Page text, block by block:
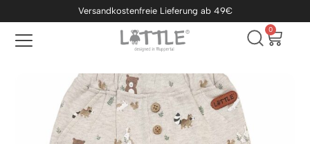
Versandkostenfreie Lieferung ab 49€
0